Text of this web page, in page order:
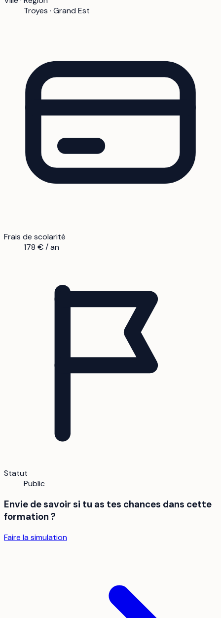
Troyes · Grand Est
Frais de scolarité
178 € / an
Statut
Public
Envie de savoir si tu as tes chances dans cette
formation ?
Faire la simulation